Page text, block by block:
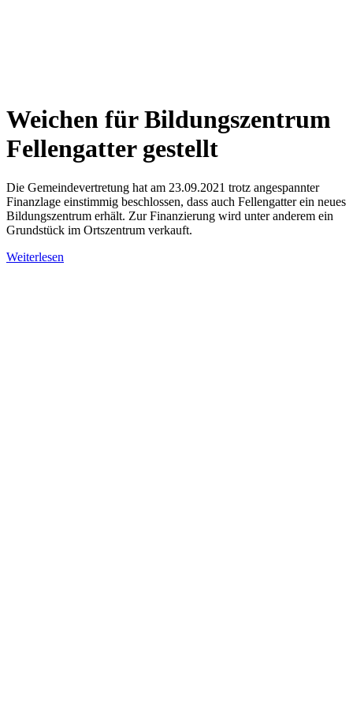
Weichen für Bildungszentrum
Fellengatter gestellt
Die Gemeindevertretung hat am 23.09.2021 trotz angespannter
Finanzlage einstimmig beschlossen, dass auch Fellengatter ein neues
Bildungszentrum erhält. Zur Finanzierung wird unter anderem ein
Grundstück im Ortszentrum verkauft.
Weiterlesen